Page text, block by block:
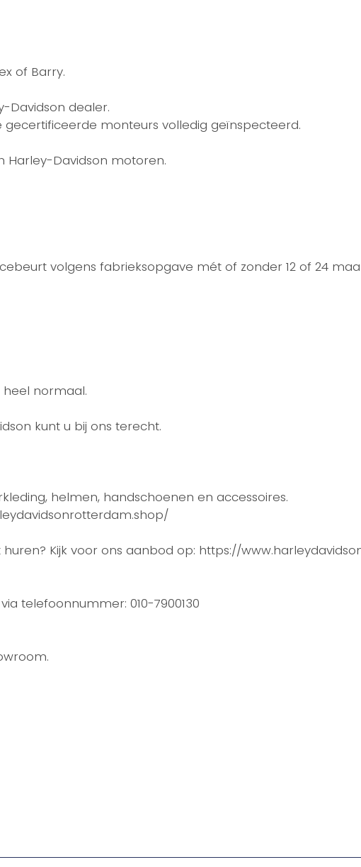
of Barry.
Davidson dealer.
monteurs volledig geïnspecteerd.
Harley-Davidson motoren.
volgens fabrieksopgave mét of zonder 12 of 24
normaal.
kunt u bij ons terecht.
helmen, handschoenen en accessoires.
Kijk voor ons aanbod op: https://
telefoonnummer: 010-7900130